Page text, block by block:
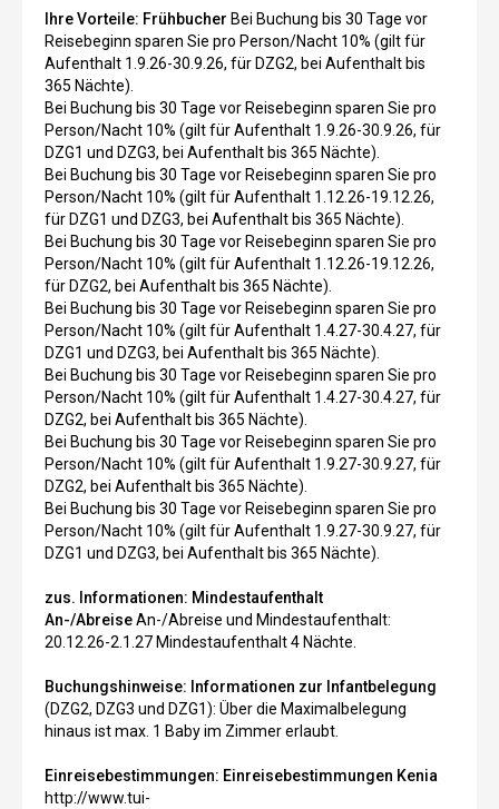
Ihre Vorteile: Frühbucher Bei Buchung bis 30 Tage vor
Reisebeginn sparen Sie pro Person/Nacht 10% (gilt für
Aufenthalt 1.9.26-30.9.26, für DZG2, bei Aufenthalt bis
365 Nächte).
Bei Buchung bis 30 Tage vor Reisebeginn sparen Sie pro
Person/Nacht 10% (gilt für Aufenthalt 1.9.26-30.9.26, für
DZG1 und DZG3, bei Aufenthalt bis 365 Nächte).
Bei Buchung bis 30 Tage vor Reisebeginn sparen Sie pro
Person/Nacht 10% (gilt für Aufenthalt 1.12.26-19.12.26,
für DZG1 und DZG3, bei Aufenthalt bis 365 Nächte).
Bei Buchung bis 30 Tage vor Reisebeginn sparen Sie pro
Person/Nacht 10% (gilt für Aufenthalt 1.12.26-19.12.26,
für DZG2, bei Aufenthalt bis 365 Nächte).
Bei Buchung bis 30 Tage vor Reisebeginn sparen Sie pro
Person/Nacht 10% (gilt für Aufenthalt 1.4.27-30.4.27, für
DZG1 und DZG3, bei Aufenthalt bis 365 Nächte).
Bei Buchung bis 30 Tage vor Reisebeginn sparen Sie pro
Person/Nacht 10% (gilt für Aufenthalt 1.4.27-30.4.27, für
DZG2, bei Aufenthalt bis 365 Nächte).
Bei Buchung bis 30 Tage vor Reisebeginn sparen Sie pro
Person/Nacht 10% (gilt für Aufenthalt 1.9.27-30.9.27, für
DZG2, bei Aufenthalt bis 365 Nächte).
Bei Buchung bis 30 Tage vor Reisebeginn sparen Sie pro
Person/Nacht 10% (gilt für Aufenthalt 1.9.27-30.9.27, für
DZG1 und DZG3, bei Aufenthalt bis 365 Nächte).
zus. Informationen: Mindestaufenthalt
An-/AbreiseAn-/Abreise und Mindestaufenthalt:
20.12.26-2.1.27 Mindestaufenthalt 4 Nächte.
Buchungshinweise: Informationen zur Infantbelegung
(DZG2, DZG3 und DZG1): Über die Maximalbelegung
hinaus ist max. 1 Baby im Zimmer erlaubt.
Einreisebestimmungen: Einreisebestimmungen Kenia
http://www.tui-